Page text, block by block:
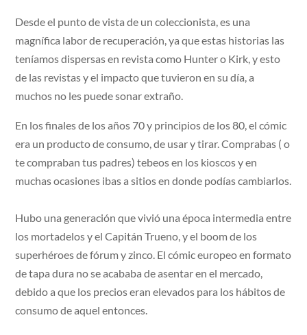
Desde el punto de vista de un coleccionista, es una
magnífica labor de recuperación, ya que estas historias las
teníamos dispersas en revista como Hunter o Kirk, y esto
de las revistas y el impacto que tuvieron en su día, a
muchos no les puede sonar extraño.
En los finales de los años 70 y principios de los 80, el cómic
era un producto de consumo, de usar y tirar. Comprabas ( o
te compraban tus padres) tebeos en los kioscos y en
muchas ocasiones ibas a sitios en donde podías cambiarlos.
Hubo una generación que vivió una época intermedia entre
los mortadelos y el Capitán Trueno, y el boom de los
superhéroes de fórum y zinco. El cómic europeo en formato
de tapa dura no se acababa de asentar en el mercado,
debido a que los precios eran elevados para los hábitos de
consumo de aquel entonces.